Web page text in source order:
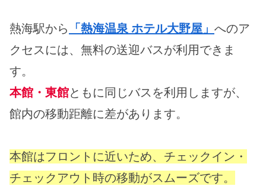
熱海駅から 「熱海温泉 ホテル大野屋」 へのア
クセスには、無料の送迎バスが利用できま
す。
本館・東館ともに同じバスを利用しますが、
館内の移動距離に差があります。
本館はフロントに近いため、チェックイン・
チェックアウト時の移動がスムーズです。